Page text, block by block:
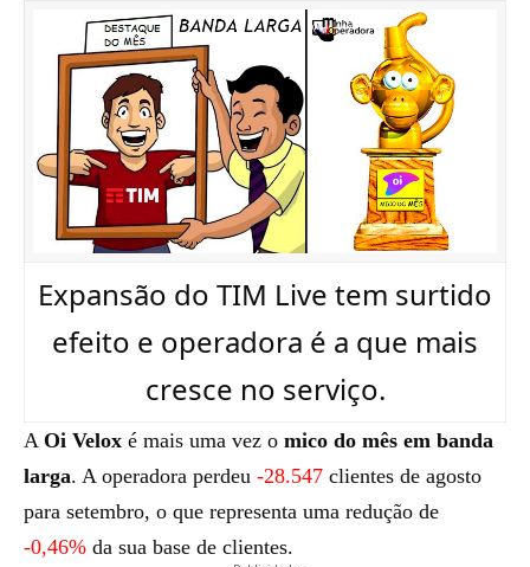
Expansão do TIM Live tem surtido
efeito e operadora é a que mais
cresce no serviço.
A Oi Velox é mais uma vez o mico do mês em banda
larga. A operadora perdeu -28.547 clientes de agosto
para setembro, o que representa uma redução de
-0,46% da sua base de clientes.